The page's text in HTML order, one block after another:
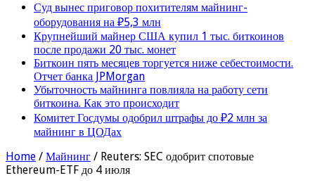
Суд вынес приговор похитителям майнинг-
оборудования на ₽5,3 млн
Крупнейший майнер США купил 1 тыс. биткоинов
после продажи 20 тыс. монет
Биткоин пять месяцев торгуется ниже себестоимости.
Отчет банка JPMorgan
Убыточность майнинга повлияла на работу сети
биткоина. Как это происходит
Комитет Госдумы одобрил штрафы до ₽2 млн за
майнинг в ЦОДах
Home / Майнинг / Reuters: SEC одобрит спотовые
Ethereum-ETF до 4 июля